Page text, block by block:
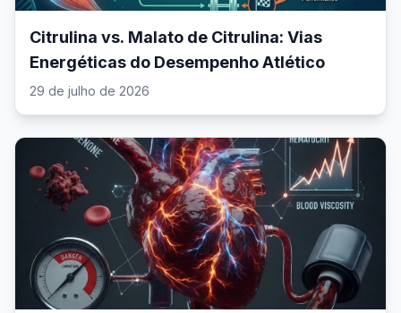
Citrulina vs. Malato de Citrulina: Vias
Energéticas do Desempenho Atlético
29 de julho de 2026